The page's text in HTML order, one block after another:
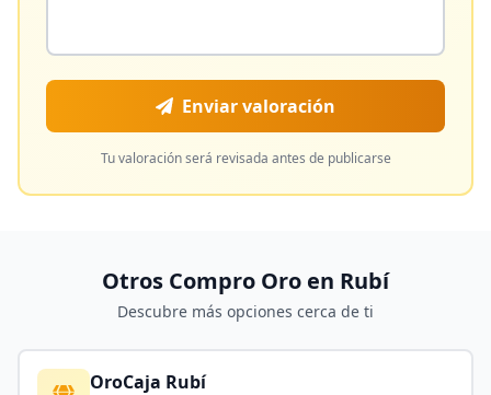
Enviar valoración
Tu valoración será revisada antes de publicarse
Otros Compro Oro en Rubí
Descubre más opciones cerca de ti
OroCaja Rubí